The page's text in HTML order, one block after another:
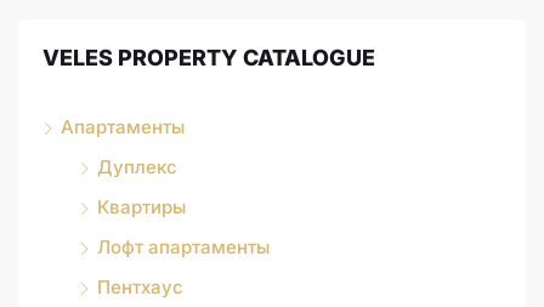
VELES PROPERTY CATALOGUE
Апартаменты
Дуплекс
Квартиры
Лофт апартаменты
Пентхаус